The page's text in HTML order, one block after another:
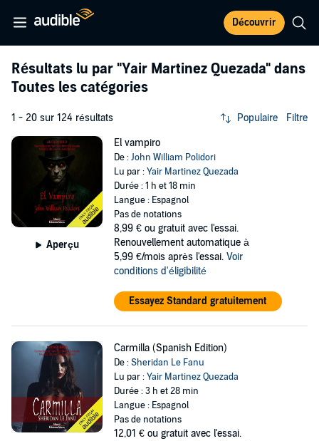
Découvrir
Résultats lu par "Yair Martinez Quezada" dans
Toutes les catégories
1 - 20 sur 124 résultats Populaire Filtre
Aperçu
El vampiro
De :John William Polidori
Lu par :Yair Martinez Quezada
Durée : 1 h et 18 min
Langue : Espagnol
Pas de notations
8,99 € ou gratuit avec l'essai.
Renouvellement automatique à
5,99 €/mois après l'essai. Voir
conditions d'éligibilité
Essayez Standard gratuitement
Carmilla (Spanish Edition)
De :Sheridan Le Fanu
Lu par :Yair Martinez Quezada
Durée : 3 h et 28 min
Langue : Espagnol
Pas de notations
12,01 € ou gratuit avec l'essai.